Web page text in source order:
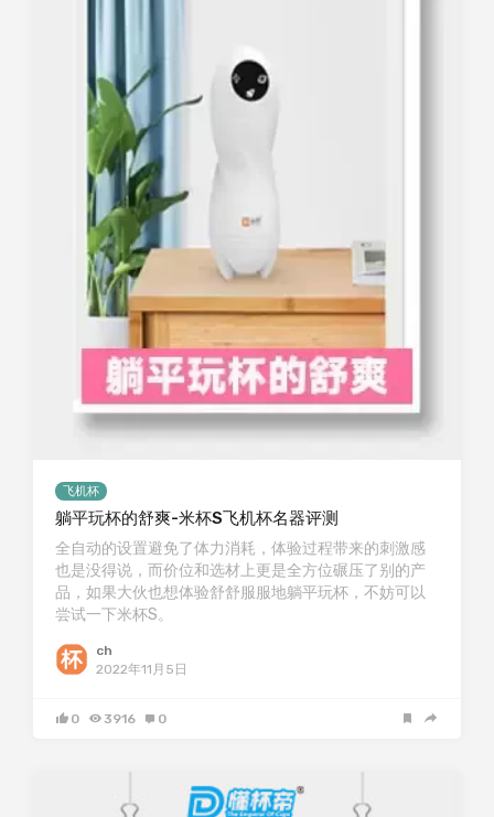
飞机杯
躺平玩杯的舒爽-米杯S飞机杯名器评测
全自动的设置避免了体力消耗，体验过程带来的刺激感
也是没得说，而价位和选材上更是全方位碾压了别的产
品，如果大伙也想体验舒舒服服地躺平玩杯，不妨可以
尝试一下米杯S。
ch
2022年11月5日
0 3916 0